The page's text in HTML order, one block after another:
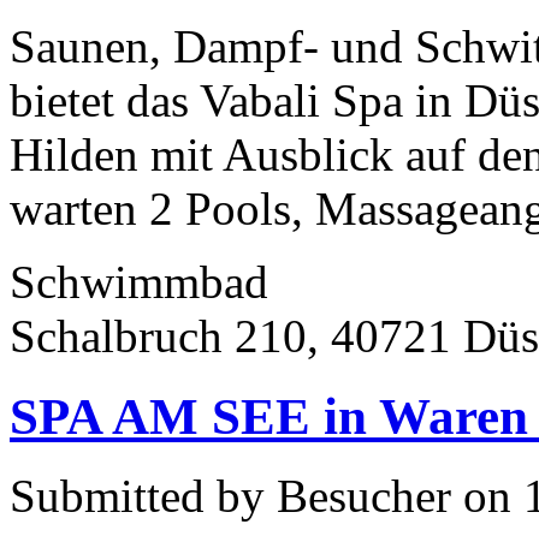
Saunen, Dampf- und
bietet das Vabali Spa in
Hilden mit Ausblick auf
warten 2 Pools,
Schwimmbad
Schalbruch 210, 40721
SPA AM SEE in
Submitted by Besucher on